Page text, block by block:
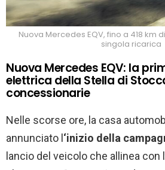
Nuova Mercedes EQV, fino a 418 km
singola ricarica
Nuova Mercedes EQV: la
elettrica della Stella di
concessionarie
Nelle scorse ore, la casa
annunciato l ‘inizio della
lancio del veicolo che allinea con